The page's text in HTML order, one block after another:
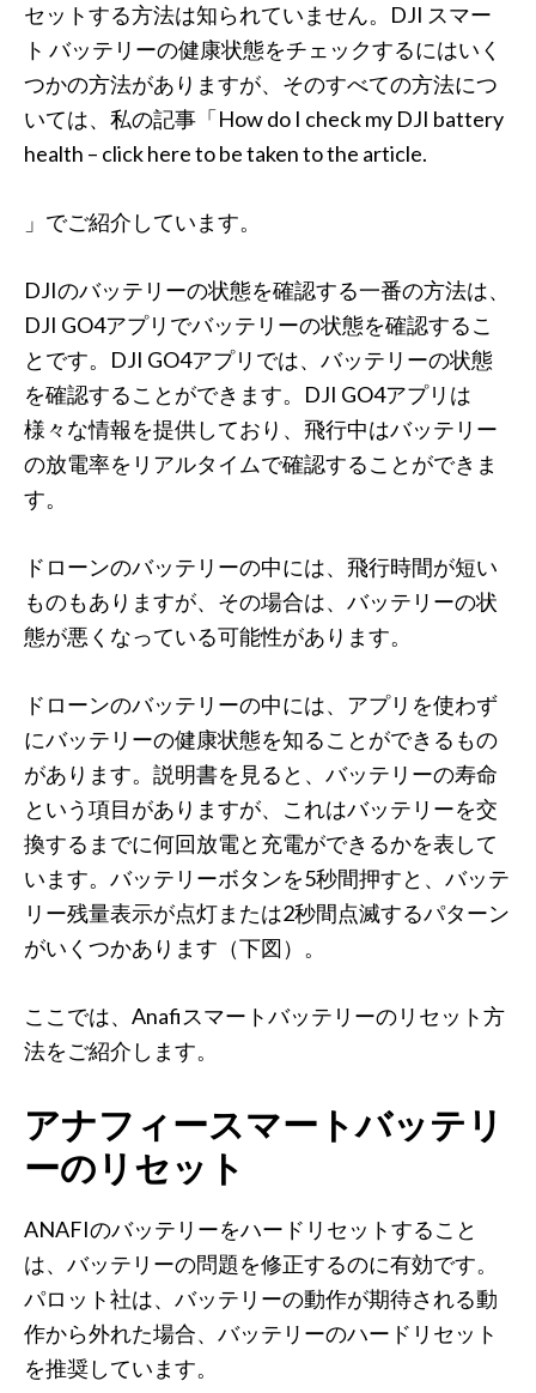
セットする方法は知られていません。DJI スマー
ト バッテリーの健康状態をチェックするにはいく
つかの方法がありますが、そのすべての方法につ
いては、私の記事「How do I check my DJI battery
health – click here to be taken to the article.
」でご紹介しています。
DJIのバッテリーの状態を確認する一番の方法は、
DJI GO4アプリでバッテリーの状態を確認するこ
とです。DJI GO4アプリでは、バッテリーの状態
を確認することができます。DJI GO4アプリは
様々な情報を提供しており、飛行中はバッテリー
の放電率をリアルタイムで確認することができま
す。
ドローンのバッテリーの中には、飛行時間が短い
ものもありますが、その場合は、バッテリーの状
態が悪くなっている可能性があります。
ドローンのバッテリーの中には、アプリを使わず
にバッテリーの健康状態を知ることができるもの
があります。説明書を見ると、バッテリーの寿命
という項目がありますが、これはバッテリーを交
換するまでに何回放電と充電ができるかを表して
います。バッテリーボタンを5秒間押すと、バッテ
リー残量表示が点灯または2秒間点滅するパターン
がいくつかあります（下図）。
ここでは、Anafiスマートバッテリーのリセット方
法をご紹介します。
アナフィースマートバッテリ
ーのリセット
ANAFIのバッテリーをハードリセットすること
は、バッテリーの問題を修正するのに有効です。
パロット社は、バッテリーの動作が期待される動
作から外れた場合、バッテリーのハードリセット
を推奨しています。